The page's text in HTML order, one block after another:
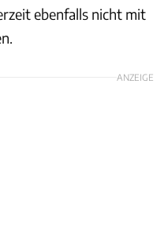
ebenfalls nicht mit
ANZEIGE